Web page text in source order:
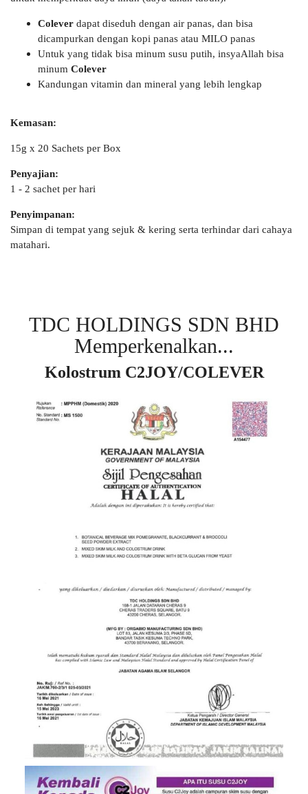
Colever dapat diseduh dengan air panas, dan bisa
dicampurkan dengan kopi panas atau MILO panas
Untuk yang tidak bisa minum susu putih, insyaAllah bisa
minum Colever
Kandungan vitamin dan mineral yang lebih lengkap
Kemasan:
15g x 20 Sachets per Box
Penyajian:
1 - 2 sachet per hari
Penyimpanan:
Simpan di tempat yang sejuk & kering serta terhindar dari cahaya
matahari.
TDC HOLDINGS SDN BHD
Memperkenalkan...
Kolostrum C2JOY/COLEVER